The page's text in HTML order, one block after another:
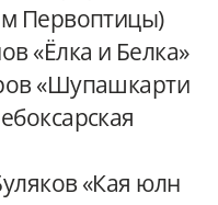
Первоптицы)
«Ёлка и Белка»
«Шупашкарти
«Кая юлн